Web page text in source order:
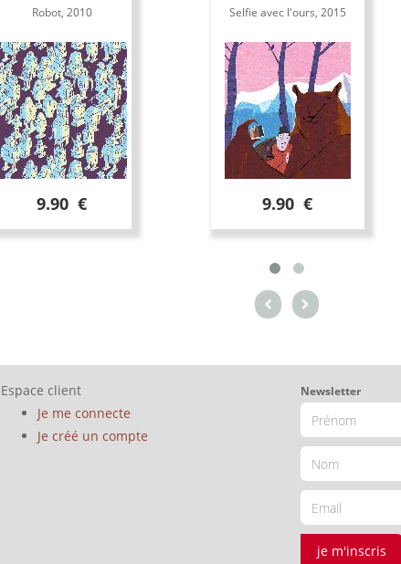
Robot, 2010
9.90 €
Selfie avec l'ours, 2015
9.90 €
Espace client
Je me connecte
Je créé un compte
Newsletter
je m'inscris